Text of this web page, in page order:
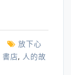
放下心
書店, 人的故